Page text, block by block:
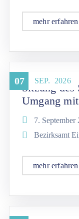
mehr erfahren
07 SEP. 2026
Sitzung des
Umgang
7. September
Bezirksamt
mehr erfahren